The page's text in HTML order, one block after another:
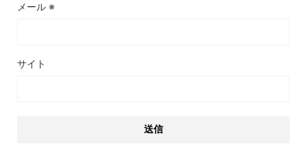
メール ※
サイト